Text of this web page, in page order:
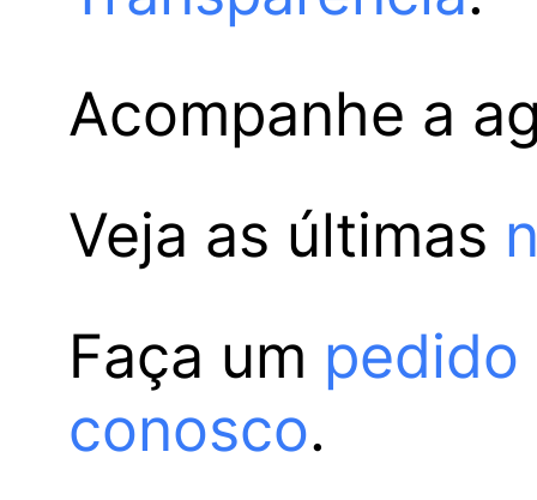
Acompanhe a
Veja as últimas
Faça um pedido
conosco.